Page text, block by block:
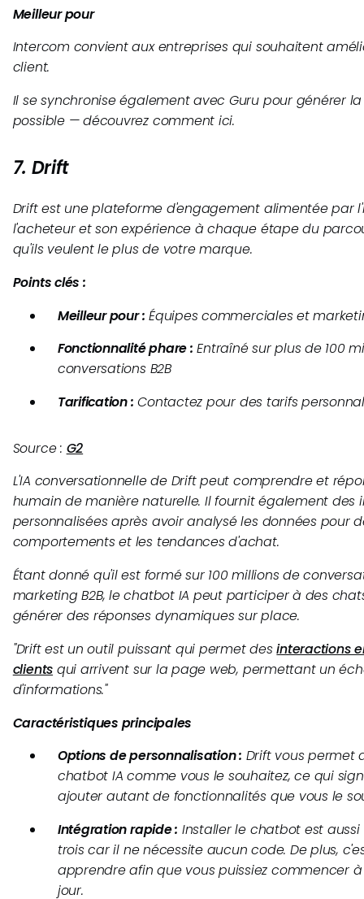
Meilleur pour
Intercom convient aux entreprises qui souhaitent
client.
Il se synchronise également avec Guru pour générer
possible — découvrez comment ici.
7. Drift
Drift est une plateforme d'engagement alimentée par
l'acheteur et son expérience à chaque étape du
qu'ils veulent le plus de votre marque.
Points clés :
Meilleur pour : Équipes commerciales et
Fonctionnalité phare : Entraîné sur plus de 100
conversations B2B
Tarification : Contactez pour des tarifs
Source : G2
L'IA conversationnelle de Drift peut comprendre et
humain de manière naturelle. Il fournit également des
personnalisées après avoir analysé les données pour
comportements et les tendances d'achat.
Étant donné qu'il est formé sur 100 millions de
marketing B2B, le chatbot IA peut participer à des
générer des réponses dynamiques sur place.
"Drift est un outil puissant qui permet des interactions
clients qui arrivent sur la page web, permettant un
d'informations."
Caractéristiques principales
Options de personnalisation : Drift vous permet
chatbot IA comme vous le souhaitez, ce qui
ajouter autant de fonctionnalités que vous le
Intégration rapide : Installer le chatbot est aussi
trois car il ne nécessite aucun code. De plus,
apprendre afin que vous puissiez commencer
jour.